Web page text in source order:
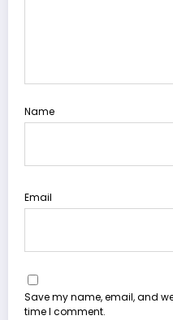
Name
Email
Save my name, email, and
time I comment.